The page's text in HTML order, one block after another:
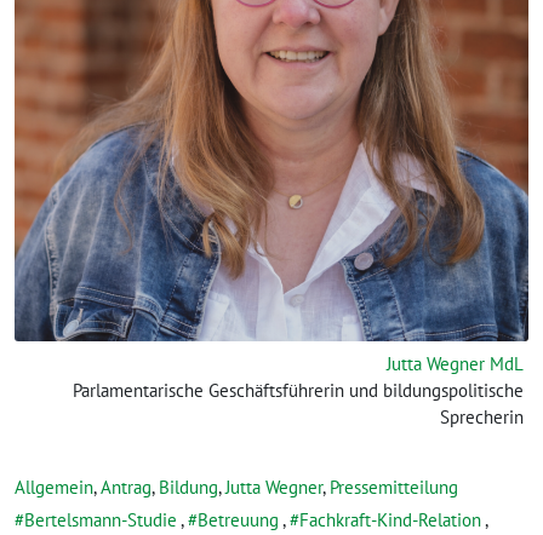
Jutta Wegner MdL
Parlamentarische Geschäftsführerin und bildungspolitische
Sprecherin
Allgemein,Antrag, Bildung, Jutta Wegner, Pressemitteilung
Bertelsmann-Studie , Betreuung , Fachkraft-Kind-Relation,